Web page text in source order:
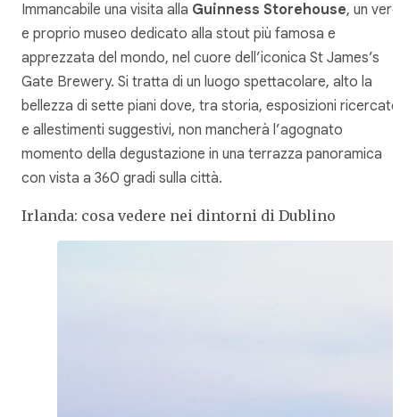
Immancabile una visita alla Guinness Storehouse, un vero
e proprio museo dedicato alla stout più famosa e
apprezzata del mondo, nel cuore dell’iconica St James’s
Gate Brewery. Si tratta di un luogo spettacolare, alto la
bellezza di sette piani dove, tra storia, esposizioni ricercate
e allestimenti suggestivi, non mancherà l’agognato
momento della degustazione in una terrazza panoramica
con vista a 360 gradi sulla città.
Irlanda: cosa vedere nei dintorni di Dublino